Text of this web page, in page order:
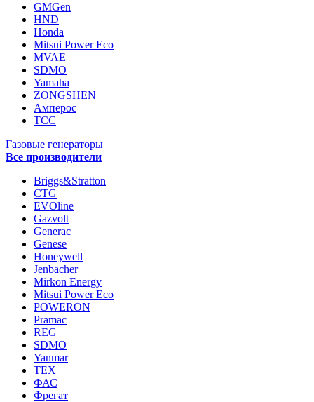
GMGen
HND
Honda
Mitsui Power Eco
MVAE
SDMO
Yamaha
ZONGSHEN
Амперос
ТСС
Газовые генераторы
Все производители
Briggs&Stratton
CTG
EVOline
Gazvolt
Generac
Genese
Honeywell
Jenbacher
Mirkon Energy
Mitsui Power Eco
POWERON
Pramac
REG
SDMO
Yanmar
ТЕХ
ФАС
Фрегат